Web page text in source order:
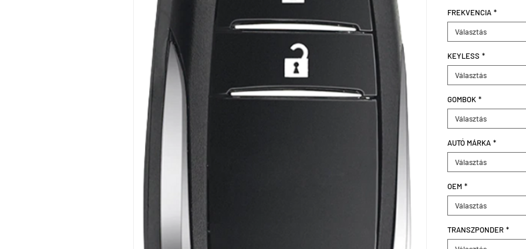
FREKVENCIA *
Választás
KEYLESS *
Választás
GOMBOK *
Választás
AUTÓ MÁRKA *
Választás
OEM *
Választás
TRANSZPONDER *